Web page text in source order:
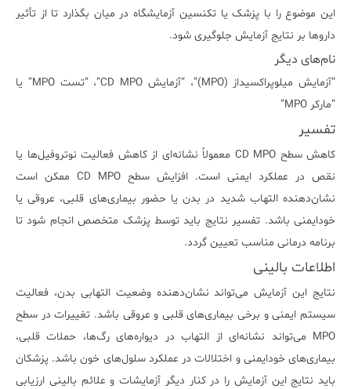
این موضوع را با پزشک یا تکنسین آزمایشگاه در میان بگذارد تا از تأثیر
داروها بر نتایج آزمایش جلوگیری شود.
نام‌های دیگر
“آزمایش میلوپراکسیداز (MPO)”، “آزمایش CD MPO”، “تست MPO” یا
“مارکر MPO”
تفسیر
کاهش سطح CD MPO معمولاً نشانه‌ای از کاهش فعالیت نوتروفیل‌ها یا
نقص در عملکرد ایمنی است. افزایش سطح CD MPO ممکن است
نشان‌دهنده التهاب شدید در بدن یا حضور بیماری‌های قلبی، عروقی یا
خودایمنی باشد. تفسیر نتایج باید توسط پزشک متخصص انجام شود تا
برنامه درمانی مناسب تعیین گردد.
اطلاعات بالینی
نتایج این آزمایش می‌تواند نشان‌دهنده وضعیت التهابی بدن، فعالیت
سیستم ایمنی و برخی بیماری‌های قلبی و عروقی باشد. تغییرات در سطح
MPO می‌تواند نشانه‌ای از التهاب در دیواره‌های رگ‌ها، حملات قلبی،
بیماری‌های خودایمنی و اختلالات در عملکرد سلول‌های خون باشد. پزشکان
باید نتایج این آزمایش را در کنار دیگر آزمایشات و علائم بالینی ارزیابی